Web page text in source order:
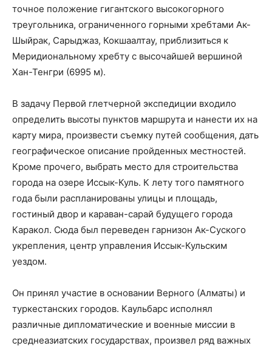
точное положение гигантского высокогорного
треугольника, ограниченного горными хребтами Ак-
Шыйрак, Сарыджаз, Кокшаалтау, приблизиться к
Меридиональному хребту с высочайшей вершиной
Хан-Тенгри (6995 м).
В задачу Первой глетчерной экспедиции входило
определить высоты пунктов маршрута и нанести их на
карту мира, произвести съемку путей сообщения, дать
географическое описание пройденных местностей.
Кроме прочего, выбрать место для строительства
города на озере Иссык-Куль. К лету того памятного
года были распланированы улицы и площадь,
гостиный двор и караван-сарай будущего города
Каракол. Сюда был переведен гарнизон Ак-Суского
укрепления, центр управления Иссык-Кульским
уездом.
Он принял участие в основании Верного (Алматы) и
туркестанских городов. Каульбарс исполнял
различные дипломатические и военные миссии в
среднеазиатских государствах, произвел ряд важных